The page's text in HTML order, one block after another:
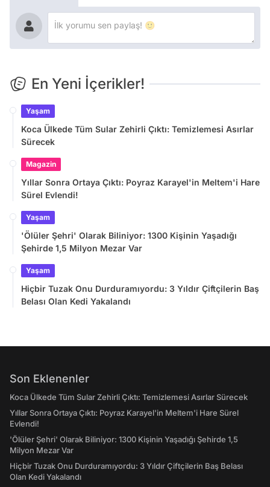
En Yeni İçerikler!
Yaşam
Koca Ülkede Tüm Sular Zehirli Çıktı: Temizlemesi Asırlar
Sürecek
Magazin
Yıllar Sonra Ortaya Çıktı: Poyraz Karayel'in Meltem'i Hare
Sürel Evlendi!
Yaşam
'Ölüler Şehri' Olarak Biliniyor: 1300 Kişinin Yaşadığı
Şehirde 1,5 Milyon Mezar Var
Yaşam
Hiçbir Tuzak Onu Durduramıyordu: 3 Yıldır Çiftçilerin Baş
Belası Olan Kedi Yakalandı
Son Eklenenler
Koca Ülkede Tüm Sular Zehirli Çıktı: Temizlemesi Asırlar Sürecek
Yıllar Sonra Ortaya Çıktı: Poyraz Karayel'in Meltem'i Hare Sürel
Evlendi!
'Ölüler Şehri' Olarak Biliniyor: 1300 Kişinin Yaşadığı Şehirde 1,5
Milyon Mezar Var
Hiçbir Tuzak Onu Durduramıyordu: 3 Yıldır Çiftçilerin Baş Belası
Olan Kedi Yakalandı